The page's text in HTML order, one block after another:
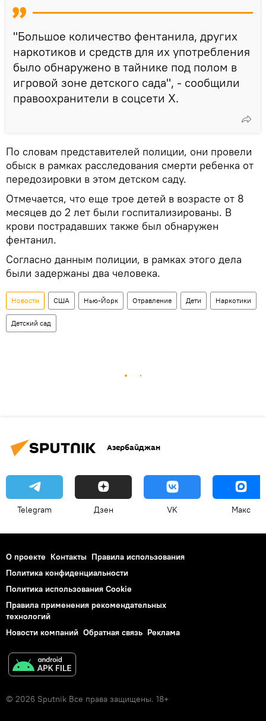
"Большое количество фентанила, других
наркотиков и средств для их употребления
было обнаружено в тайнике под полом в
игровой зоне детского сада", - сообщили
правоохранители в соцсети Х.
По словам представителей полиции, они провели
обыск в рамках расследования смерти ребенка от
передозировки в этом детском саду.
Отмечается, что еще трое детей в возрасте от 8
месяцев до 2 лет были госпитализированы. В
крови пострадавших также был обнаружен
фентанил.
Согласно данным полиции, в рамках этого дела
были задержаны два человека.
Новости США Нью-Йорк Отравление Дети Наркотики
Детский сад
Азербайджан
Telegram Дзен VK Макс
О проекте Контакты Правила использования
Политика конфиденциальности
Политика использования Cookie
Правила применения рекомендательных
технологий
Новости компаний Обратная связь Реклама
© 2026 Sputnik Все права защищены. 18+